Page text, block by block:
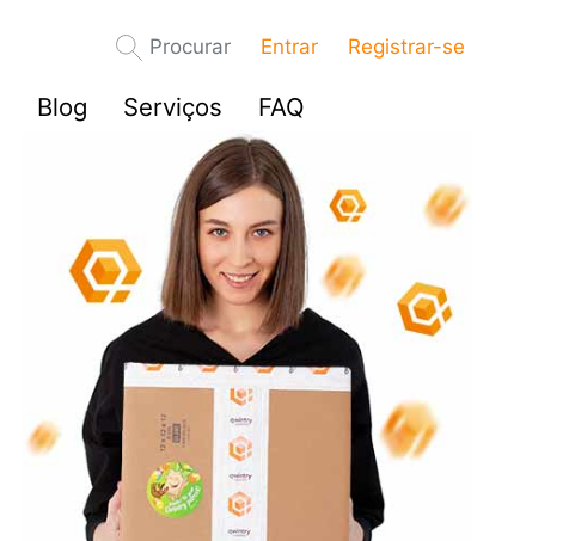
Procurar Entrar Registrar-se
Blog Serviços FAQ